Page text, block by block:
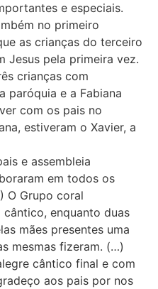
e especiais.
no primeiro
as crianças do terceiro
Jesus pela primeira vez.
crianças com
paróquia e a Fabiana
com os pais no
estiveram o Xavier, a
e assembleia
em todos os
O Grupo coral
enquanto duas
mães presentes uma
mesmas fizeram. (…)
cântico final e com
aos pais por nos